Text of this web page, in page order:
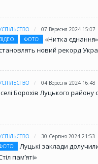
07 Вересня 2024 15:07
ВІДЕО
ФОТО
«Нитка
новий рекорд
04 Вересня 2024 16:48
Борохів Луцького району
30 Серпня 2024 21:53
Луцькі заклади
памʼяті»